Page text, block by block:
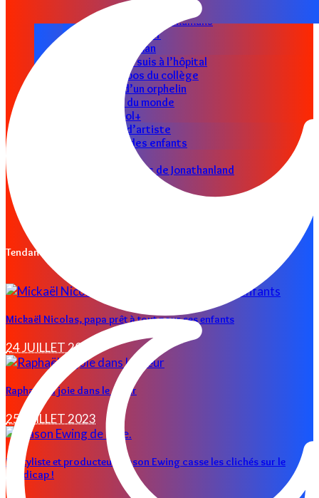
Nos parents
Les astuces des mamans
Papas au foyer
Super maman
Allo docteur je suis à l’hôpital
Les petits bobos du collège
Le clin d’œil d’un orphelin
Le petit tour du monde
Toombow Cool+
Graine d’artiste
Les pro des enfants
Les petits secrets de Jonathanland
Tendances
Mickaël Nicolas, papa prêt à tout pour ses enfants
24 JUILLET 2023
Raphaël, la joie dans le cœur
25 JUILLET 2023
Le styliste et producteur Mason Ewing casse les clichés sur le
handicap !